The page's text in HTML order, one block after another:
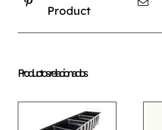
Product
Productos relacionados